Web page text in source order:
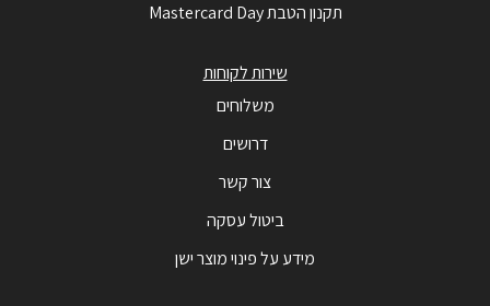
תקנון הטבת Mastercard Day
שירות לקוחות
משלוחים
דרושים
צור קשר
ביטול עסקה
מידע על פינוי מוצר ישן